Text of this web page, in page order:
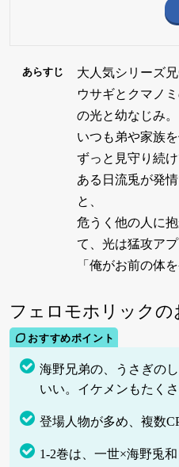
あらすじ
大人気シリーズ
ウサギとクマノ
の光と幼なじみ。
いつも弟や家族
ずっと見守り続
ある日流兎が発
と、
危うく他の人に
て、光は猛攻ア
「俺がお前の体
フェロモホリックの
海野兄弟の、うさぎの
いい。イケメンもたくさ
登場人物が多め、複数
1‐2巻は、一世×海野兎